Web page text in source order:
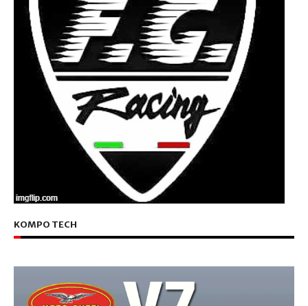
KOMPO TECH